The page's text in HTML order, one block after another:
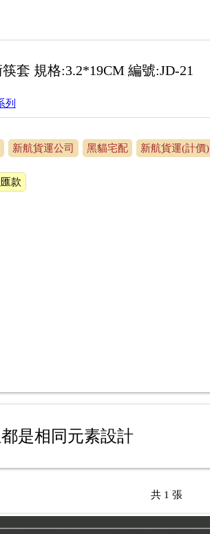
套 規格:3.2*19CM 編號:JD-21
列
新航貨運公司 黑貓宅配 新航貨運(計價)
款
是相同元素設計
共 1 張